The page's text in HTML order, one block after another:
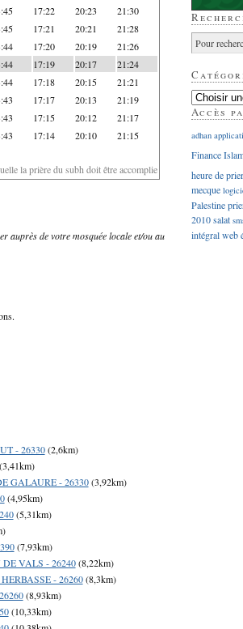
17:22 20:23 21:30
17:21 20:21 21:28
17:20 20:19 21:26
17:19 20:17 21:24
17:18 20:15 21:21
17:17 20:13 21:19
17:15 20:12 21:17
17:14 20:10 21:15
la prière du subh doit être accomplie
auprès de votre mosquée locale et/ou au
- 26330(2,6km)
GALAURE - 26330(3,92km)
(4,95km)
(5,31km)
(7,93km)
VALS - 26240(8,22km)
- 26260(8,3km)
(8,93km)
(10,33km)
Accès
adhan
Finance
heure de
mecque
Palestine
2010salat
intégralweb